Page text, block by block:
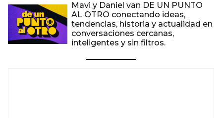
Mavi y Daniel van DE UN PUNTO
AL OTRO conectando ideas,
tendencias, historia y actualidad en
conversaciones cercanas,
inteligentes y sin filtros.